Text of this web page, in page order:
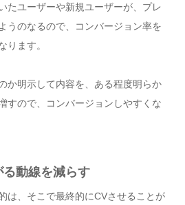
たユーザーや新規ユーザーが、プレ
うのなるので、コンバージョン率を
ります。
か明示して内容を、ある程度明らか
すので、コンバージョンしやすくな
動線を減らす
は、そこで最終的にCVさせることが